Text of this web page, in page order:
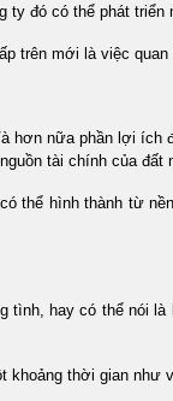
đó có thể phát triển
trên mới là việc quan
nữa phần lợi ích
tài chính của
thể hình thành từ
hay có thể nói
khoảng thời gian